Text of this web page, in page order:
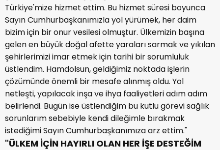
Türkiye'mize hizmet ettim. Bu hizmet süresi boyunca
Sayın Cumhurbaşkanımızla yol yürümek, her daim
bizim için bir onur vesilesi olmuştur. Ülkemizin başına
gelen en büyük doğal afette yaraları sarmak ve yıkılan
şehirlerimizi imar etmek için tarihi bir sorumluluk
üstlendim. Hamdolsun, geldiğimiz noktada işlerin
çözümünde önemli bir mesafe alınmış oldu. Yol
netleşti, yapılacak inşa ve ihya faaliyetleri adım adım
belirlendi. Bugün ise üstlendiğim bu kutlu görevi sağlık
sorunlarım sebebiyle kendi dileğimle bırakmak
istediğimi Sayın Cumhurbaşkanımıza arz ettim."
"ÜLKEM İÇİN HAYIRLI OLAN HER İŞE DESTEĞİM